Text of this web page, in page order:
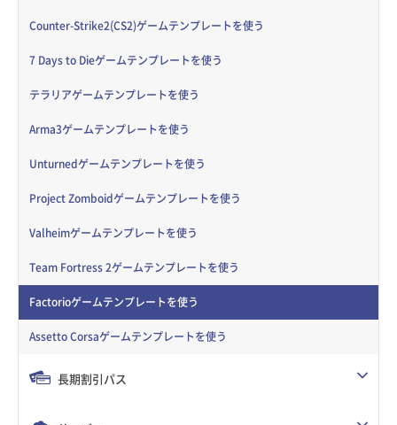
Counter-Strike2(CS2)ゲームテンプレートを使う
7 Days to Dieゲームテンプレートを使う
テラリアゲームテンプレートを使う
Arma3ゲームテンプレートを使う
Unturnedゲームテンプレートを使う
Project Zomboidゲームテンプレートを使う
Valheimゲームテンプレートを使う
Team Fortress 2ゲームテンプレートを使う
Factorioゲームテンプレートを使う
Assetto Corsaゲームテンプレートを使う
長期割引パス